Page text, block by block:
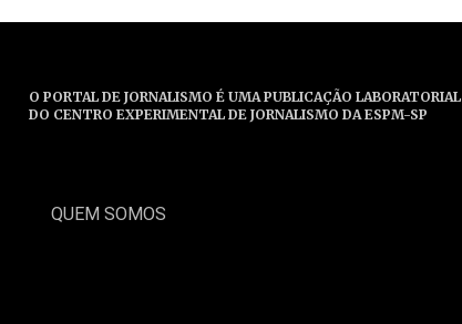
O PORTAL DE JORNALISMO É UMA PUBLICAÇÃO LABORATORIAL
DO CENTRO EXPERIMENTAL DE JORNALISMO DA ESPM-SP
QUEM SOMOS